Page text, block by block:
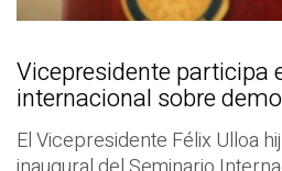
Vicepresidente participa
internacional sobre
El Vicepresidente Félix Ulloa